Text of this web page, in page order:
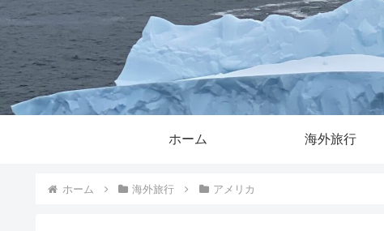
ホーム 海外旅行
ホーム 海外旅行 アメリカ